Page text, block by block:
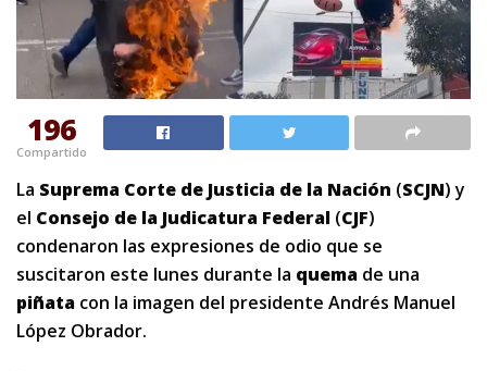
196
Compartido
La Suprema Corte de Justicia de la Nación (SCJN) y
el Consejo de la Judicatura Federal (CJF)
condenaron las expresiones de odio que se
suscitaron este lunes durante la quema de una
piñata con la imagen del presidente Andrés Manuel
López Obrador.